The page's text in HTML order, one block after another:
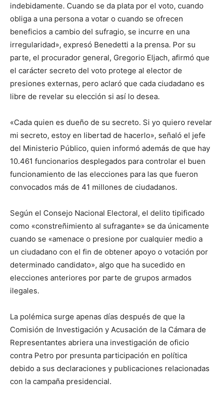
indebidamente. Cuando se da plata por el voto, cuando
obliga a una persona a votar o cuando se ofrecen
beneficios a cambio del sufragio, se incurre en una
irregularidad», expresó Benedetti a la prensa. Por su
parte, el procurador general, Gregorio Eljach, afirmó que
el carácter secreto del voto protege al elector de
presiones externas, pero aclaró que cada ciudadano es
libre de revelar su elección si así lo desea.
«Cada quien es dueño de su secreto. Si yo quiero revelar
mi secreto, estoy en libertad de hacerlo», señaló el jefe
del Ministerio Público, quien informó además de que hay
10.461 funcionarios desplegados para controlar el buen
funcionamiento de las elecciones para las que fueron
convocados más de 41 millones de ciudadanos.
Según el Consejo Nacional Electoral, el delito tipificado
como «constreñimiento al sufragante» se da únicamente
cuando se «amenace o presione por cualquier medio a
un ciudadano con el fin de obtener apoyo o votación por
determinado candidato», algo que ha sucedido en
elecciones anteriores por parte de grupos armados
ilegales.
La polémica surge apenas días después de que la
Comisión de Investigación y Acusación de la Cámara de
Representantes abriera una investigación de oficio
contra Petro por presunta participación en política
debido a sus declaraciones y publicaciones relacionadas
con la campaña presidencial.